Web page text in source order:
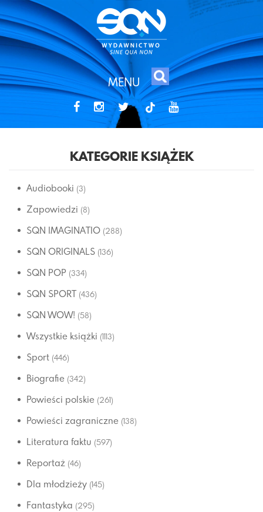
MENU
tiktok
KATEGORIE KSIĄŻEK
Audiobooki (3)
Zapowiedzi (8)
SQN IMAGINATIO (288)
SQN ORIGINALS (136)
SQN POP (334)
SQN SPORT (436)
SQN WOW! (58)
Wszystkie książki (1113)
Sport (446)
Biografie (342)
Powieści polskie (261)
Powieści zagraniczne (138)
Literatura faktu (597)
Reportaż (46)
Dla młodzieży (145)
Fantastyka (295)